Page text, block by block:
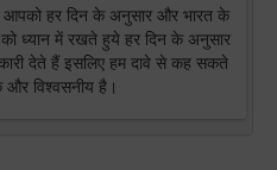
हर दिन के अनुसार और भारत के
ध्यान में रखते हुये हर दिन के अनुसार
देते हैं इसलिए हम दावे से कह सकते
और विश्वसनीय है।